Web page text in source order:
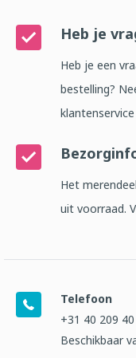
Heb je
Heb je een
bestelling?
Het
uit voorraad.
Telefoon
+31 40 209
Beschikbaar